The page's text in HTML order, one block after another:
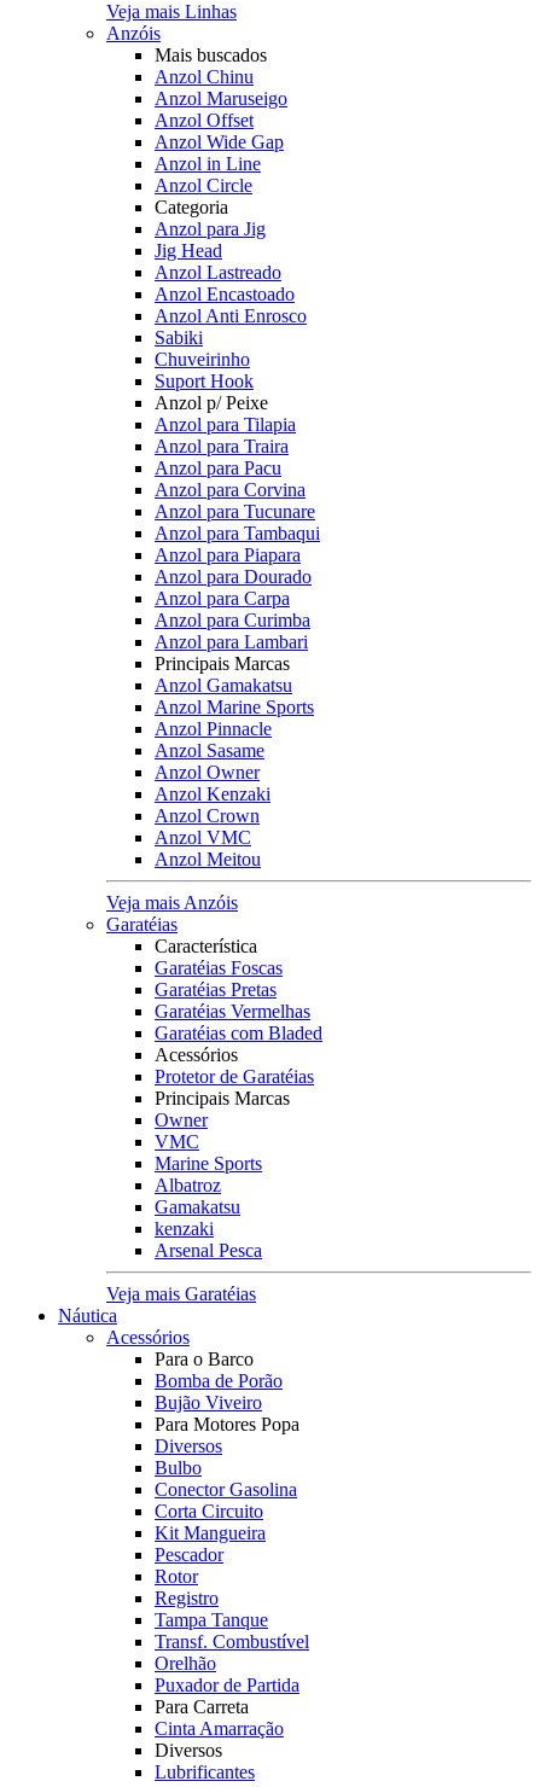
Veja mais Linhas
Anzóis
Mais buscados
Anzol Chinu
Anzol Maruseigo
Anzol Offset
Anzol Wide Gap
Anzol in Line
Anzol Circle
Categoria
Anzol para Jig
Jig Head
Anzol Lastreado
Anzol Encastoado
Anzol Anti Enrosco
Sabiki
Chuveirinho
Suport Hook
Anzol p/ Peixe
Anzol para Tilapia
Anzol para Traira
Anzol para Pacu
Anzol para Corvina
Anzol para Tucunare
Anzol para Tambaqui
Anzol para Piapara
Anzol para Dourado
Anzol para Carpa
Anzol para Curimba
Anzol para Lambari
Principais Marcas
Anzol Gamakatsu
Anzol Marine Sports
Anzol Pinnacle
Anzol Sasame
Anzol Owner
Anzol Kenzaki
Anzol Crown
Anzol VMC
Anzol Meitou
Veja mais Anzóis
Garatéias
Característica
Garatéias Foscas
Garatéias Pretas
Garatéias Vermelhas
Garatéias com Bladed
Acessórios
Protetor de Garatéias
Principais Marcas
Owner
VMC
Marine Sports
Albatroz
Gamakatsu
kenzaki
Arsenal Pesca
Veja mais Garatéias
Náutica
Acessórios
Para o Barco
Bomba de Porão
Bujão Viveiro
Para Motores Popa
Diversos
Bulbo
Conector Gasolina
Corta Circuito
Kit Mangueira
Pescador
Rotor
Registro
Tampa Tanque
Transf. Combustível
Orelhão
Puxador de Partida
Para Carreta
Cinta Amarração
Diversos
Lubrificantes